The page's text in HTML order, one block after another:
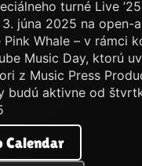
turné Live
júna 2025 na open-
Pink Whale – v rámci
Music Day, ktorú
z Music Press
budú aktivne od
Calendar